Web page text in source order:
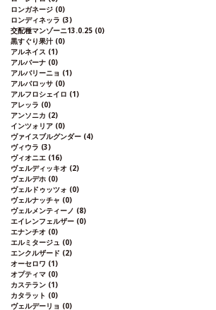
ロンガネージ (0)
ロンディネッラ (3)
交配種マンゾーニ13.0.25 (0)
黒すぐり果汁 (0)
アルネイス (1)
アルバーナ (0)
アルバリーニョ (1)
アルバロッサ (0)
アルフロシェイロ (1)
アレッラ (0)
アンソニカ (2)
インツォリア (0)
ヴァイスブルグンダー (4)
ヴィウラ (3)
ヴィオニエ (16)
ヴェルディッキオ (2)
ヴェルデホ (0)
ヴェルドゥッツォ (0)
ヴェルナッチャ (0)
ヴェルメンティーノ (8)
エイレンフェルザー (0)
エナンチオ (0)
エルミタージュ (0)
エンクルザード (2)
オーセロワ (1)
オプティマ (0)
カステラン (1)
カタラット (0)
ヴェルデーリョ (0)